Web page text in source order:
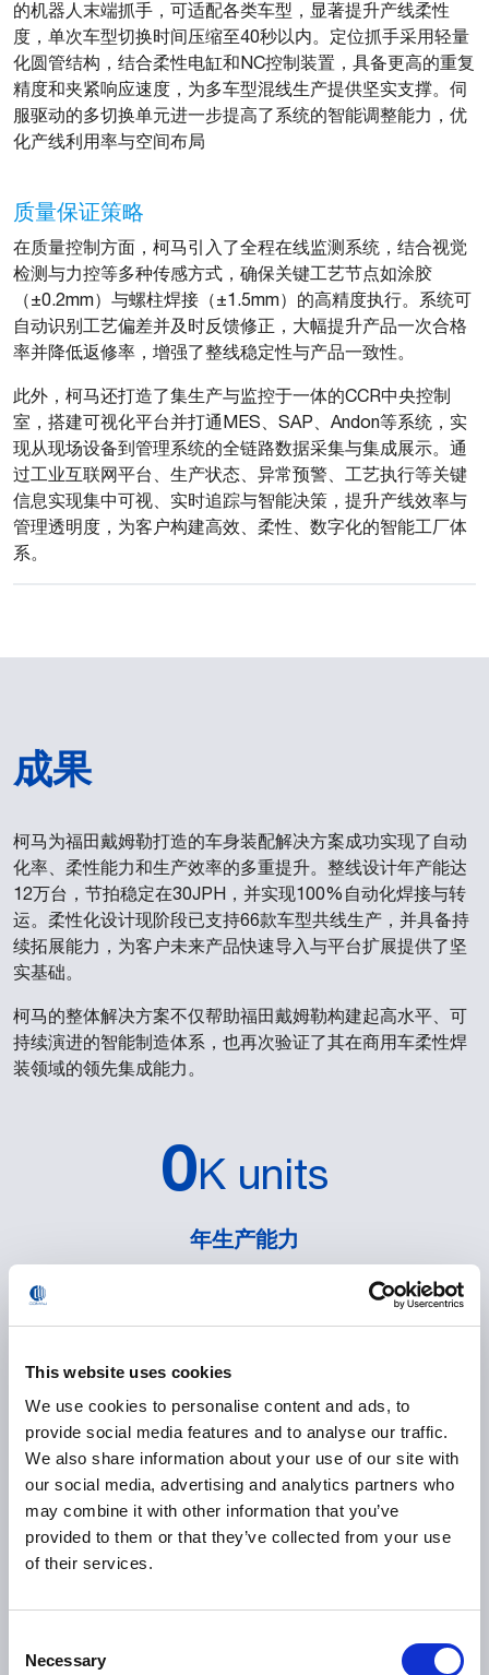
This website uses cookies
We use cookies to personalise content and ads, to
provide social media features and to analyse our traffic.
We also share information about your use of our site with
our social media, advertising and analytics partners who
may combine it with other information that you’ve
provided to them or that they’ve collected from your use
of their services.
Selection
Necessary
的机器人末端抓手，可适配各类车型，显著提升产线柔性
度，单次车型切换时间压缩至40秒以内。定位抓手采用轻量
化圆管结构，结合柔性电缸和NC控制装置，具备更高的重复
精度和夹紧响应速度，为多车型混线生产提供坚实支撑。伺
服驱动的多切换单元进一步提高了系统的智能调整能力，优
化产线利用率与空间布局
质量保证策略
在质量控制方面，柯马引入了全程在线监测系统，结合视觉
检测与力控等多种传感方式，确保关键工艺节点如涂胶
（±0.2mm）与螺柱焊接（±1.5mm）的高精度执行。系统可
自动识别工艺偏差并及时反馈修正，大幅提升产品一次合格
率并降低返修率，增强了整线稳定性与产品一致性。
此外，柯马还打造了集生产与监控于一体的CCR中央控制
室，搭建可视化平台并打通MES、SAP、Andon等系统，实
现从现场设备到管理系统的全链路数据采集与集成展示。通
过工业互联网平台、生产状态、异常预警、工艺执行等关键
信息实现集中可视、实时追踪与智能决策，提升产线效率与
管理透明度，为客户构建高效、柔性、数字化的智能工厂体
系。
成果
柯马为福田戴姆勒打造的车身装配解决方案成功实现了自动
化率、柔性能力和生产效率的多重提升。整线设计年产能达
12万台，节拍稳定在30JPH，并实现100%自动化焊接与转
运。柔性化设计现阶段已支持66款车型共线生产，并具备持
续拓展能力，为客户未来产品快速导入与平台扩展提供了坚
实基础。
柯马的整体解决方案不仅帮助福田戴姆勒构建起高水平、可
持续演进的智能制造体系，也再次验证了其在商用车柔性焊
装领域的领先集成能力。
0K units
年生产能力
0%
0